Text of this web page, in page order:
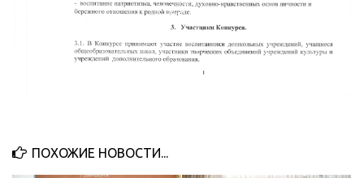
ПОХОЖИЕ НОВОСТИ...